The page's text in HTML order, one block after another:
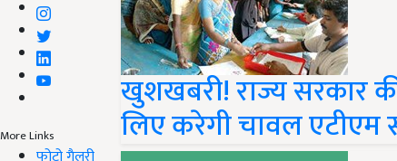
More Links
खुशखबरी! राज्य सरकार
लिए करेगी चावल एटीएम